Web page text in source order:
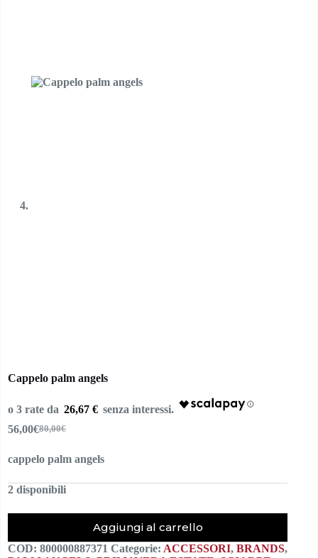
Cappelo palm angels
26,67 €
80,00€
Il
originale
80,00€.
56,00€Il
attuale
56,00€.
cappelo palm angels
2 disponibili
Aggiungi al carrello
COD: 800000887371 Categorie: ACCESSORI, BRANDS,